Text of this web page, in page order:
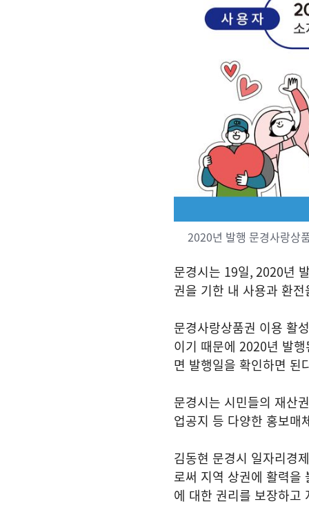
2020년 발행 문경사랑상
문경시는 19일, 2020년
권을 기한 내 사용과 환
문경사랑상품권 이용 활
이기 때문에 2020년 발
면 발행일을 확인하면 된
문경시는 시민들의 재산
업공지 등 다양한 홍보매
김동현 문경시 일자리경
로써 지역 상권에 활력을
에 대한 권리를 보장하고